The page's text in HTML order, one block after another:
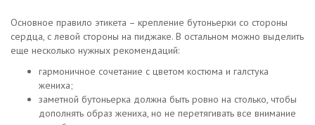
Основное правило этикета – крепление бутоньерки со стороны
сердца, с левой стороны на пиджаке. В остальном можно выделить
еще несколько нужных рекомендаций:
гармоничное сочетание с цветом костюма и галстука
жениха;
заметной бутоньерка должна быть ровно на столько, чтобы
дополнять образ жениха, но не перетягивать все внимание